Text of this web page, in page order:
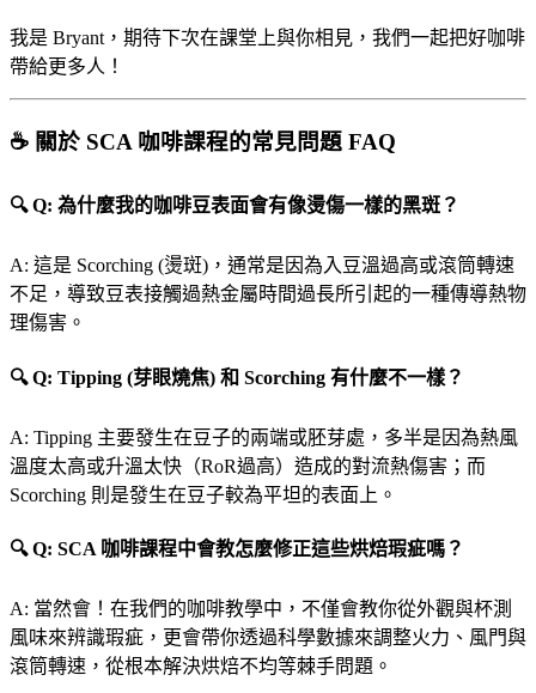
我是 Bryant，期待下次在課堂上與你相見，我們一起把好咖啡
帶給更多人！
☕ 關於 SCA 咖啡課程的常見問題 FAQ
🔍 Q: 為什麼我的咖啡豆表面會有像燙傷一樣的黑斑？
A: 這是 Scorching (燙斑)，通常是因為入豆溫過高或滾筒轉速
不足，導致豆表接觸過熱金屬時間過長所引起的一種傳導熱物
理傷害。
🔍 Q: Tipping (芽眼燒焦) 和 Scorching 有什麼不一樣？
A: Tipping 主要發生在豆子的兩端或胚芽處，多半是因為熱風
溫度太高或升溫太快（RoR過高）造成的對流熱傷害；而
Scorching 則是發生在豆子較為平坦的表面上。
🔍 Q: SCA 咖啡課程中會教怎麼修正這些烘焙瑕疵嗎？
A: 當然會！在我們的咖啡教學中，不僅會教你從外觀與杯測
風味來辨識瑕疵，更會帶你透過科學數據來調整火力、風門與
滾筒轉速，從根本解決烘焙不均等棘手問題。